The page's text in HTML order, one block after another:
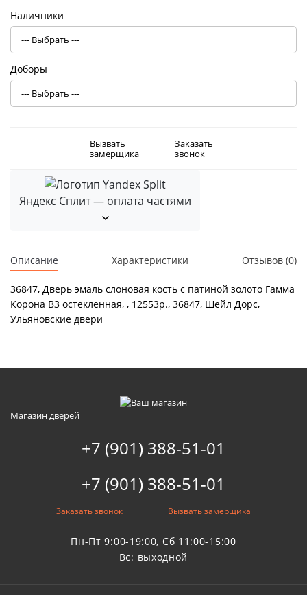
Наличники
Доборы
Вызвать
замерщика
Заказать
звонок
Яндекс Сплит — оплата частями
Описание Характеристики Отзывов (0)
36847, Дверь эмаль слоновая кость с патиной золото Гамма
Корона В3 остекленная, , 12553р., 36847, Шейл Дорс,
Ульяновские двери
Магазин дверей
+7 (901) 388-51-01
+7 (901) 388-51-01
Заказать звонок Вызвать замерщика
Пн-Пт 9:00-19:00, Сб 11:00-15:00
Вс: выходной